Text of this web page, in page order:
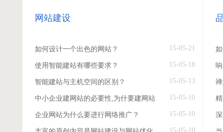
网站建设
如何设计一个出色的网站？ 15-05-21
使用智能建站有哪些要求？ 15-05-18
智能建站与主机空间的区别？ 15-05-13
中小企业建网站的必要性,为什要建网站 15-05-10
企业网站为什么要进行网络推广？ 15-05-10
15-05-10